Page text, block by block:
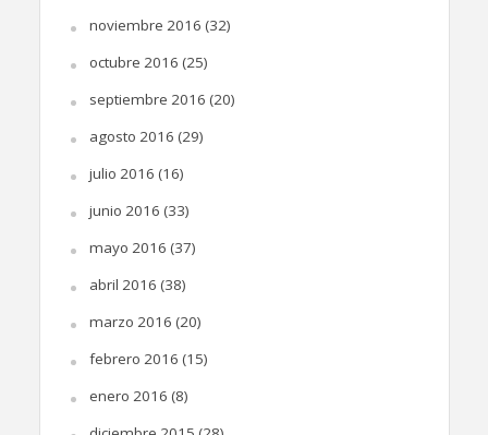
noviembre 2016 (32)
octubre 2016 (25)
septiembre 2016 (20)
agosto 2016 (29)
julio 2016 (16)
junio 2016 (33)
mayo 2016 (37)
abril 2016 (38)
marzo 2016 (20)
febrero 2016 (15)
enero 2016 (8)